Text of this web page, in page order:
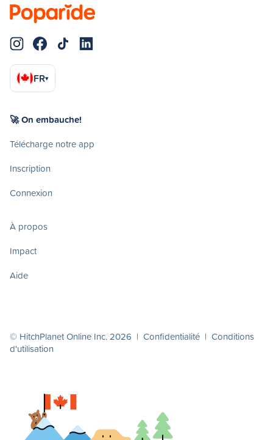
FR▾
🚀 On embauche!
Télécharge notre app
Inscription
Connexion
À propos
Impact
Aide
© HitchPlanet Online Inc. 2026 | Confidentialité | Conditions
d'utilisation